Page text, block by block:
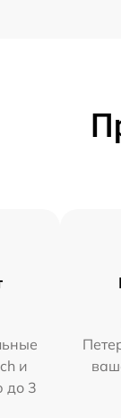
и
до 3